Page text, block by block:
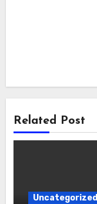
Related Post
Uncategorized